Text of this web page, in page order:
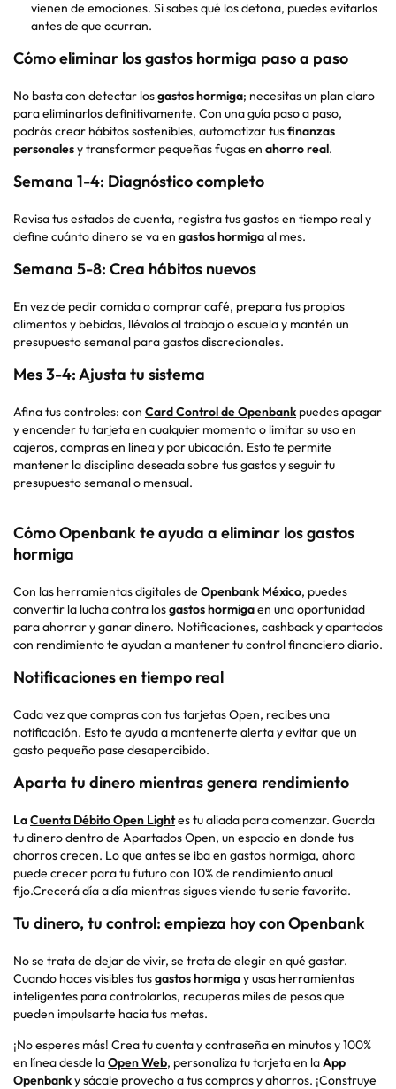
vienen de emociones. Si sabes qué los detona, puedes evitarlos
antes de que ocurran.
Cómo eliminar los gastos hormiga paso a paso
No basta con detectar losgastos hormiga; necesitas un plan claro
para eliminarlos definitivamente. Con una guía paso a paso,
podrás crear hábitos sostenibles, automatizar tusfinanzas
personalesy transformar pequeñas fugas en ahorro real.
Semana 1-4: Diagnóstico completo
Revisa tus estados de cuenta, registra tus gastos en tiempo real y
define cuánto dinero se va en gastos hormigaal mes.
Semana 5-8: Crea hábitos nuevos
En vez de pedir comida o comprar café, prepara tus propios
alimentos y bebidas, llévalos al trabajo o escuela y mantén un
presupuesto semanal para gastos discrecionales.
Mes 3-4: Ajusta tu sistema
Afina tus controles: con Card Control de Openbank puedes apagar
y encender tu tarjeta en cualquier momento o limitar su uso en
cajeros, compras en línea y por ubicación. Esto te permite
mantener la disciplina deseada sobre tus gastos y seguir tu
presupuesto semanal o mensual.
Cómo Openbank te ayuda a eliminar los gastos
hormiga
Con las herramientas digitales de Openbank México, puedes
convertir la lucha contra losgastos hormigaen una oportunidad
para ahorrar y ganar dinero. Notificaciones, cashback y apartados
con rendimiento te ayudan a mantener tu control financiero diario.
Notificaciones en tiempo real
Cada vez que compras con tus tarjetas Open, recibes una
notificación. Esto te ayuda a mantenerte alerta y evitar que un
gasto pequeño pase desapercibido.
Aparta tu dinero mientras genera rendimiento
LaCuenta Débito Open Lightes tu aliada para comenzar. Guarda
tu dinero dentro de Apartados Open, un espacio en donde tus
ahorros crecen. Lo que antes se iba en gastos hormiga, ahora
puede crecer para tu futuro con 10% de rendimiento anual
fijo.Crecerádía a día mientras sigues viendo tu serie favorita.
Tu dinero, tu control: empieza hoy con Openbank
No se trata de dejar de vivir, se trata de elegir en qué gastar.
Cuando haces visibles tusgastos hormigay usas herramientas
inteligentes para controlarlos, recuperas miles de pesos que
pueden impulsarte hacia tus metas.
¡No esperes más! Crea tu cuenta y contraseña en minutos y 100%
en línea desde laOpen Web, personaliza tu tarjeta en laApp
Openbanky sácale provecho a tus compras y ahorros. ¡Construye